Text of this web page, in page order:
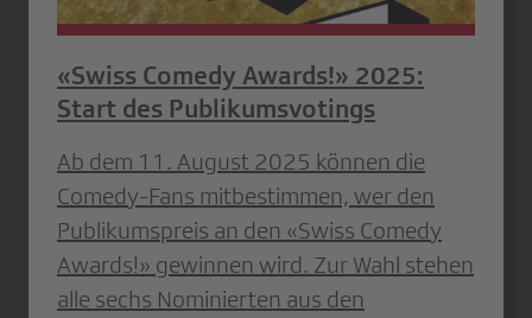
«Swiss Comedy Awards!» 2025:
Start des Publikumsvotings
Ab dem 11. August 2025 können die
Comedy-Fans mitbestimmen, wer den
Publikumspreis an den «Swiss Comedy
Awards!» gewinnen wird. Zur Wahl stehen
alle sechs Nominierten aus den